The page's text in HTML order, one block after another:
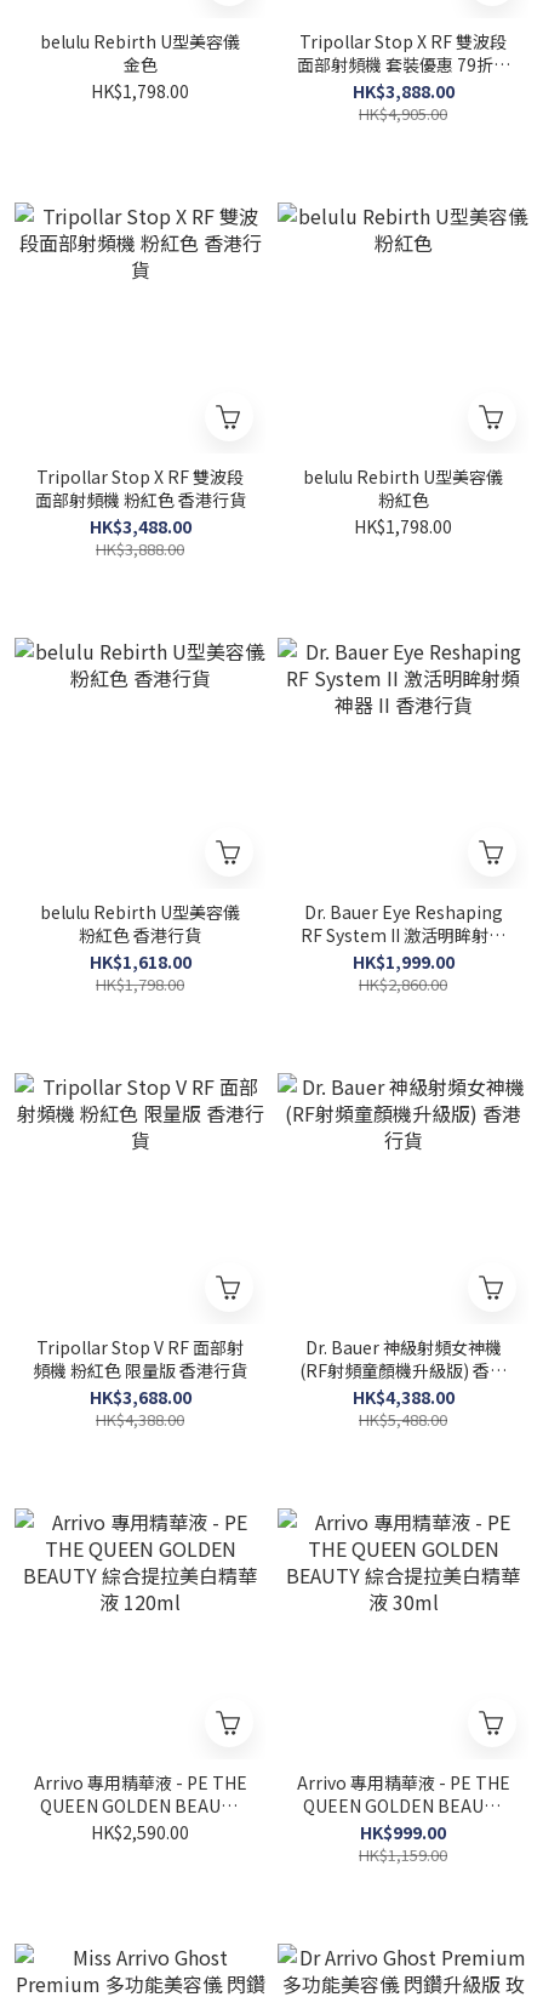
belulu Rebirth U型美容儀
金色
HK$1,798.00
Tripollar Stop X RF 雙波段
面部射頻機 套裝優惠 79折超
值入手
HK$3,888.00
HK$4,905.00
Tripollar Stop X RF 雙波段
面部射頻機 粉紅色 香港行貨
HK$3,488.00
HK$3,888.00
belulu Rebirth U型美容儀
粉紅色
HK$1,798.00
belulu Rebirth U型美容儀
粉紅色 香港行貨
HK$1,618.00
HK$1,798.00
Dr. Bauer Eye Reshaping
RF System II 激活明眸射頻
神器 II 香港行貨
HK$1,999.00
HK$2,860.00
Tripollar Stop V RF 面部射
頻機 粉紅色 限量版 香港行貨
HK$3,688.00
HK$4,388.00
Dr. Bauer 神級射頻女神機
(RF射頻童顏機升級版) 香港
行貨
HK$4,388.00
HK$5,488.00
Arrivo 專用精華液 - PE THE
QUEEN GOLDEN BEAUTY
綜合提拉美白精華液 120ml
HK$2,590.00
Arrivo 專用精華液 - PE THE
QUEEN GOLDEN BEAUTY
綜合提拉美白精華液 30ml
HK$999.00
HK$1,159.00